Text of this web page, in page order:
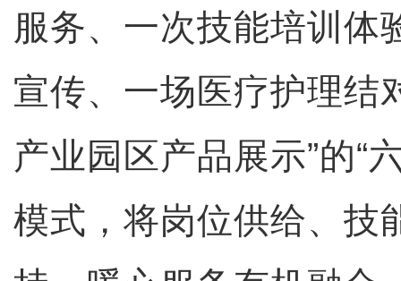
服务、一次技能培训体
宣传、一场医疗护理结
产业园区产品展示”的“
模式，将岗位供给、技